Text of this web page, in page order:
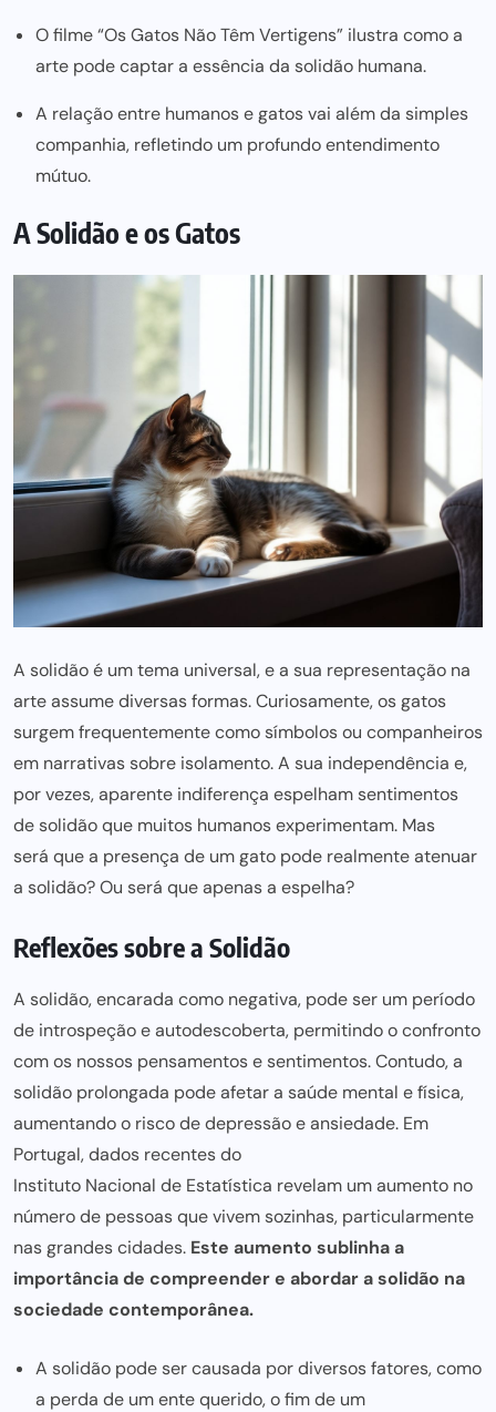
O filme “Os Gatos Não Têm Vertigens” ilustra como a
arte pode captar a essência da solidão humana.
A relação entre humanos e gatos vai além da simples
companhia, refletindo um profundo entendimento
mútuo.
A Solidão e os Gatos
A solidão é um tema universal, e a sua representação na
arte assume diversas formas. Curiosamente, os gatos
surgem frequentemente como símbolos ou companheiros
em narrativas sobre isolamento. A sua independência e,
por vezes, aparente indiferença espelham sentimentos
de solidão que muitos humanos experimentam. Mas
será que a presença de um gato pode realmente atenuar
a solidão? Ou será que apenas a espelha?
Reflexões sobre a Solidão
A solidão, encarada como negativa, pode ser um período
de introspeção e autodescoberta, permitindo o confronto
com os nossos pensamentos e sentimentos. Contudo, a
solidão prolongada pode afetar a saúde mental e física,
aumentando o risco de depressão e ansiedade. Em
Portugal, dados recentes do
Instituto Nacional de Estatística revelam um aumento no
número de pessoas que vivem sozinhas, particularmente
nas grandes cidades. Este aumento sublinha a
importância de compreender e abordar a solidão na
sociedade contemporânea.
A solidão pode ser causada por diversos fatores, como
a perda de um ente querido, o fim de um